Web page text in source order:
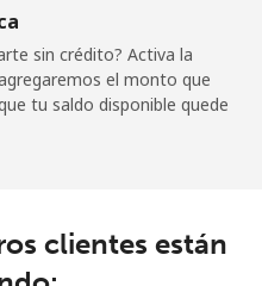
sin crédito? Activa la
el monto que
tu saldo disponible quede
clientes están